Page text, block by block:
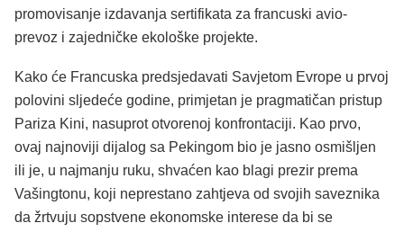
promovisanje izdavanja sertifikata za francuski avio-
prevoz i zajedničke ekološke projekte.
Kako će Francuska predsjedavati Savjetom Evrope u prvoj
polovini sljedeće godine, primjetan je pragmatičan pristup
Pariza Kini, nasuprot otvorenoj konfrontaciji. Kao prvo,
ovaj najnoviji dijalog sa Pekingom bio je jasno osmišljen
ili je, u najmanju ruku, shvaćen kao blagi prezir prema
Vašingtonu, koji neprestano zahtjeva od svojih saveznika
da žrtvuju sopstvene ekonomske interese da bi se